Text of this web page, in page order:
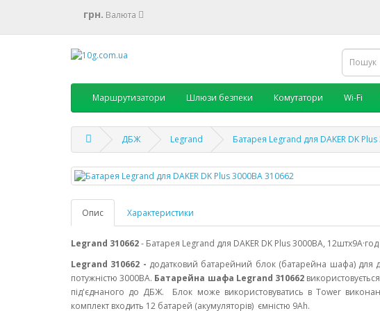
грн. Валюта
Маршрутизатори Шлюзи безпеки Комутатори Wi-Fi
ДБЖ Legrand Батарея Legrand для DAKER DK
Опис Характеристики
Legrand 310662- Батарея Legrand для DAKER DK Plus 3000ВА,
Legrand 310662 - додатковий батарейний блок (батарейна шафа) для
потужністю 3000ВА. Батарейна шафа Legrand 310662
під'єднаного до ДБЖ.
Блок може використовуватись в Tower
комплект входить 12 батарей (акумуляторів) ємністю 9Аh.